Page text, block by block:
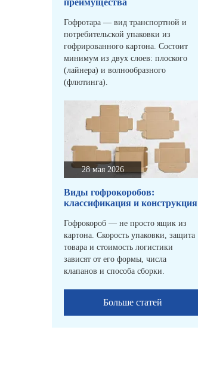
преимущества
Гофротара — вид транспортной и
потребительской упаковки из
гофрированного картона. Состоит
минимум из двух слоев: плоского
(лайнера) и волнообразного
(флютинга).
28 мая 2026
Виды гофрокоробов:
классификация и конструкция
Гофрокороб — не просто ящик из
картона. Скорость упаковки, защита
товара и стоимость логистики
зависят от его формы, числа
клапанов и способа сборки.
Больше статей